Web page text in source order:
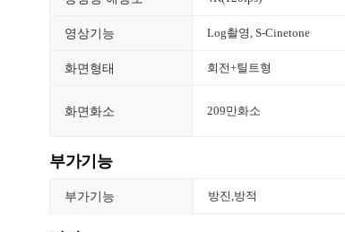
영상기능 Log촬영, S-Cinetone
화면형태 회전+틸트형
화면화소 209만화소
부가기능
부가기능 방진,방적